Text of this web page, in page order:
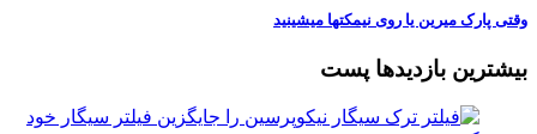
وقتی پارک میرین یا روی نیمکتها میشینید
بیشترین بازدیدها پست